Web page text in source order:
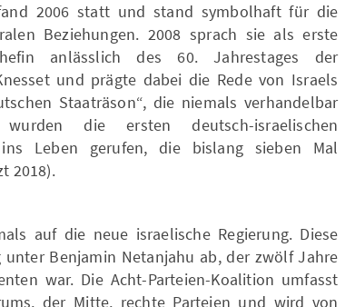
2006 statt und stand symbolhaft für die
Beziehungen. 2008 sprach sie als erste
anlässlich des 60. Jahrestages der
und prägte dabei die Rede von Israels
Staaträson“, die niemals verhandelbar
die ersten deutsch-israelischen
ins Leben gerufen, die bislang sieben Mal
2018).
auf die neue israelische Regierung. Diese
Benjamin Netanjahu ab, der zwölf Jahre
war. Die Acht-Parteien-Koalition umfasst
der Mitte, rechte Parteien und wird von